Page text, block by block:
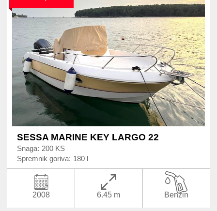
SESSA MARINE KEY LARGO 22
Snaga: 200 KS
Spremnik goriva: 180 l
2008 6.45 m Benzin